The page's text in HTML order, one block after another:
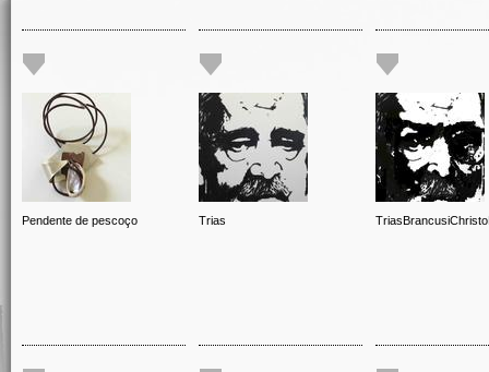
Pendente de pescoço Trias